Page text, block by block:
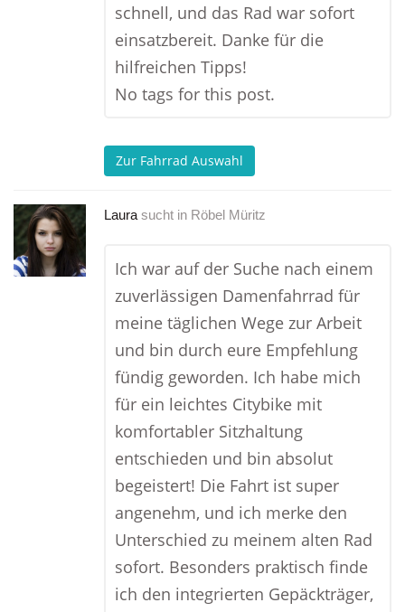
schnell, und das Rad war sofort
einsatzbereit. Danke für die
hilfreichen Tipps!
No tags for this post.
Zur Fahrrad Auswahl
Laura sucht in Röbel Müritz
Ich war auf der Suche nach einem
zuverlässigen Damenfahrrad für
meine täglichen Wege zur Arbeit
und bin durch eure Empfehlung
fündig geworden. Ich habe mich
für ein leichtes Citybike mit
komfortabler Sitzhaltung
entschieden und bin absolut
begeistert! Die Fahrt ist super
angenehm, und ich merke den
Unterschied zu meinem alten Rad
sofort. Besonders praktisch finde
ich den integrierten Gepäckträger,